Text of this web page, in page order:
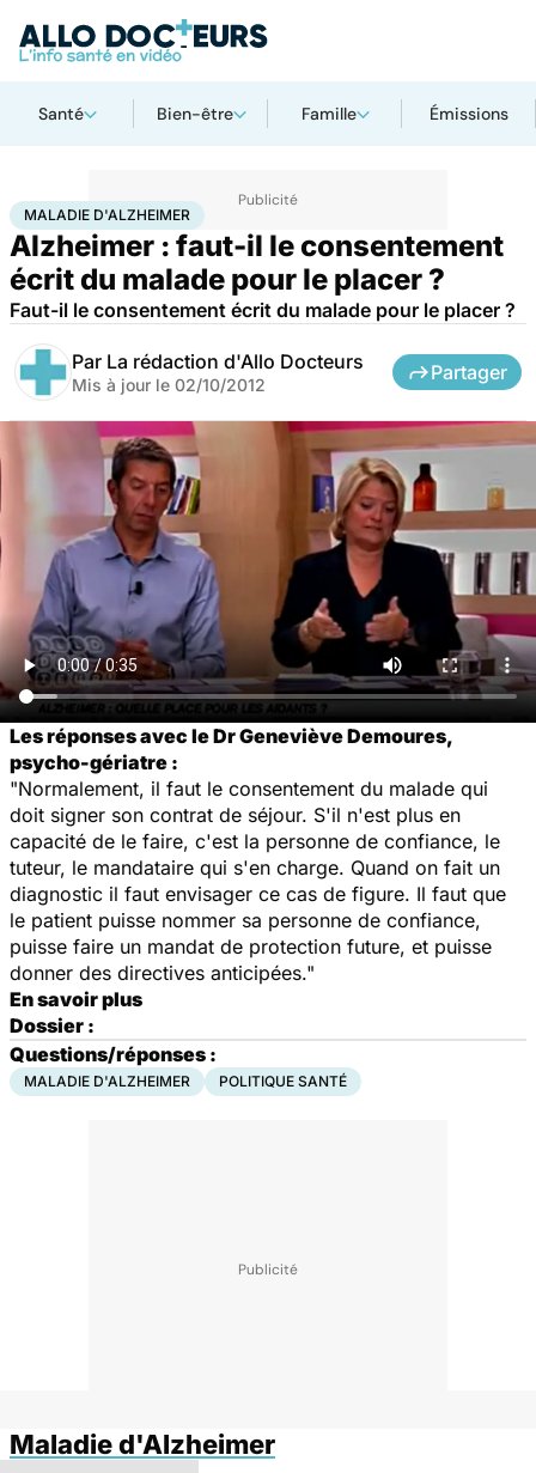
Santé Bien-être Famille Émissions
AccueilSantéSociétéSanté publiqueMaladie d'Alzheimer
MALADIE D'ALZHEIMER
Alzheimer : faut-il le consentement
écrit du malade pour le placer ?
Faut-il le consentement écrit du malade pour le placer ?
Par La rédaction d'Allo Docteurs
Mis à jour le 02/10/2012
Partager
Les réponses avec le Dr Geneviève Demoures,
psycho-gériatre :
"Normalement, il faut le consentement du malade qui
doit signer son contrat de séjour. S'il n'est plus en
capacité de le faire, c'est la personne de confiance, le
tuteur, le mandataire qui s'en charge. Quand on fait un
diagnostic il faut envisager ce cas de figure. Il faut que
le patient puisse nommer sa personne de confiance,
puisse faire un mandat de protection future, et puisse
donner des directives anticipées."
En savoir plus
Dossier :
Questions/réponses :
MALADIE D'ALZHEIMER POLITIQUE SANTÉ
Maladie d'Alzheimer